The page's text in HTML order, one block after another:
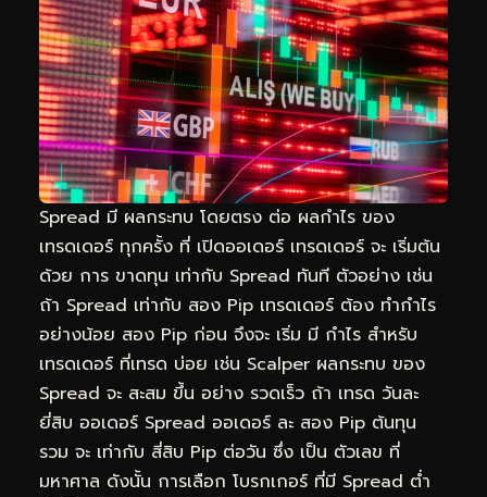
Spread มี ผลกระทบ โดยตรง ต่อ ผลกำไร ของ
เทรดเดอร์ ทุกครั้ง ที่ เปิดออเดอร์ เทรดเดอร์ จะ เริ่มต้น
ด้วย การ ขาดทุน เท่ากับ Spread ทันที ตัวอย่าง เช่น
ถ้า Spread เท่ากับ สอง Pip เทรดเดอร์ ต้อง ทำกำไร
อย่างน้อย สอง Pip ก่อน จึงจะ เริ่ม มี กำไร สำหรับ
เทรดเดอร์ ที่เทรด บ่อย เช่น Scalper ผลกระทบ ของ
Spread จะ สะสม ขึ้น อย่าง รวดเร็ว ถ้า เทรด วันละ
ยี่สิบ ออเดอร์ Spread ออเดอร์ ละ สอง Pip ต้นทุน
รวม จะ เท่ากับ สี่สิบ Pip ต่อวัน ซึ่ง เป็น ตัวเลข ที่
มหาศาล ดังนั้น การเลือก โบรกเกอร์ ที่มี Spread ต่ำ